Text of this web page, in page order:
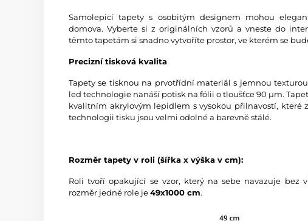
Samolepicí tapety s osobitým designem mohou
domova. Vyberte si z originálních vzorů a vneste do
těmto tapetám si snadno vytvoříte prostor, ve kterém se
Precizní tisková kvalita
Tapety se tisknou na prvotřídní materiál s jemnou
led technologie nanáší potisk na fólii o tloušťce 90 µm.
kvalitním akrylovým lepidlem s vysokou přilnavostí, které
technologii tisku jsou velmi odolné a barevně stálé.
Rozměr tapety v roli (šířka x výška v cm):
Roli tvoří opakující se vzor, který na sebe navazuje bez
rozměr jedné role je49x1000 cm.